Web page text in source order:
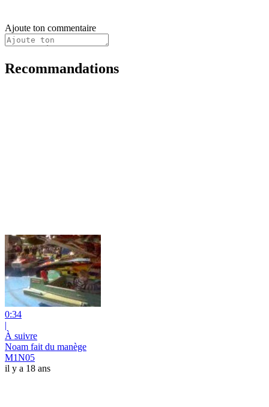
Ajoute ton commentaire
Recommandations
0:34
|
À suivre
Noam fait du manège
M1N05
il y a 18 ans